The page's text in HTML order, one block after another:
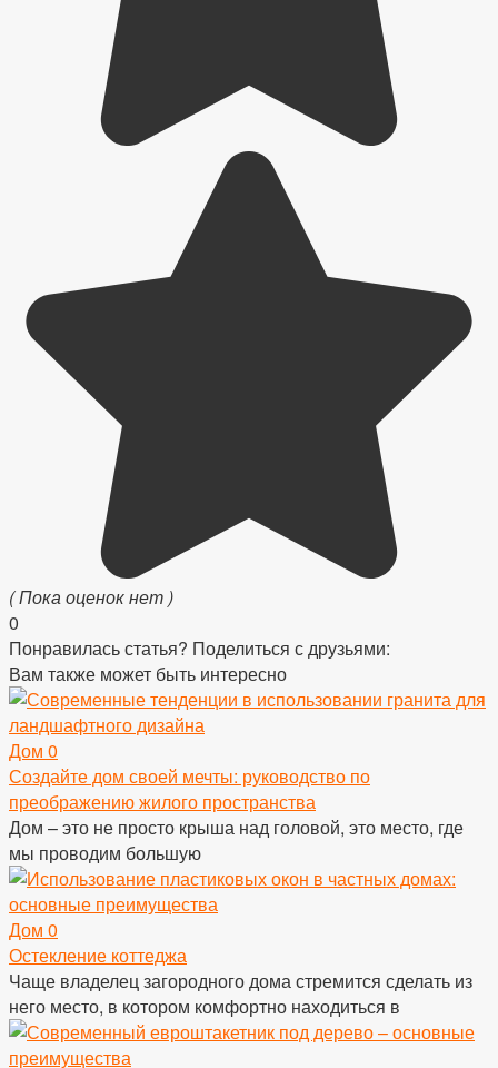
( Пока оценок нет )
0
Понравилась статья? Поделиться с друзьями:
Вам также может быть интересно
Дом 0
Создайте дом своей мечты: руководство по
преображению жилого пространства
Дом – это не просто крыша над головой, это место, где
мы проводим большую
Дом 0
Остекление коттеджа
Чаще владелец загородного дома стремится сделать из
него место, в котором комфортно находиться в